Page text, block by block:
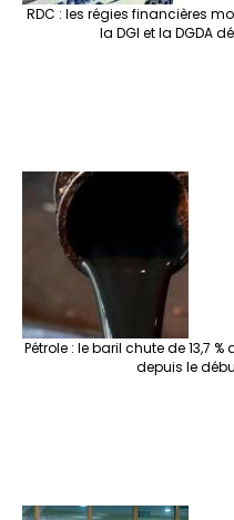
RDC : les régies financières
la DGI et la DGDA
Pétrole : le baril chute de 13,7
depuis le